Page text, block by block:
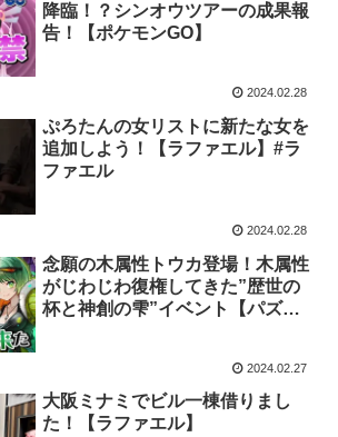
降臨！？シンオウツアーの成果報
告！【ポケモンGO】
2024.02.28
ぷろたんの女リストに新たな女を
追加しよう！【ラファエル】#ラ
ファエル
2024.02.28
念願の木属性トウカ登場！木属性
がじわじわ復権してきた”歴世の
杯と神創の雫”イベント【パズド
2024.02.27
大阪ミナミでビル一棟借りまし
た！【ラファエル】